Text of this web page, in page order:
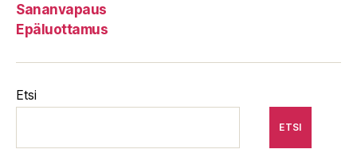
Sananvapaus
Epäluottamus
Etsi
ETSI